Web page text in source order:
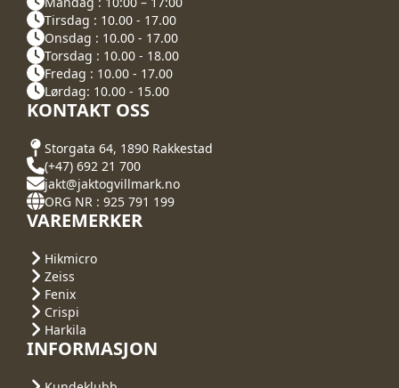
Tirsdag : 10.00 - 17.00
Onsdag : 10.00 - 17.00
Torsdag : 10.00 - 18.00
Fredag : 10.00 - 17.00
Lørdag: 10.00 - 15.00
KONTAKT OSS
Storgata 64, 1890 Rakkestad
(+47) 692 21 700
jakt@jaktogvillmark.no
ORG NR : 925 791 199
VAREMERKER
Hikmicro
Zeiss
Fenix
Crispi
Harkila
INFORMASJON